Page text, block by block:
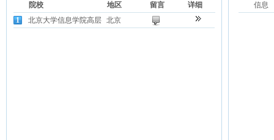
院校 地区 留言
详细
1
北京大学信息学院高层 北京
信息